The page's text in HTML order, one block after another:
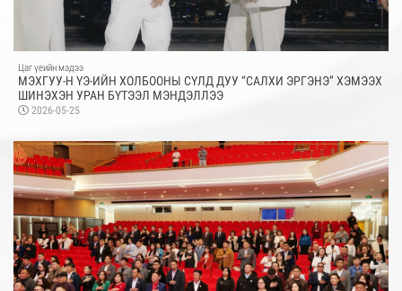
Цаг үеийн мэдээ
МЭХГУУ-Н ҮЭ-ИЙН ХОЛБООНЫ СҮЛД ДУУ “САЛХИ ЭРГЭНЭ” ХЭМЭЭХ
ШИНЭХЭН УРАН БҮТЭЭЛ МЭНДЭЛЛЭЭ
2026-05-25